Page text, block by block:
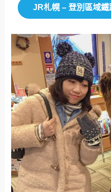
JR札幌 – 登別區域